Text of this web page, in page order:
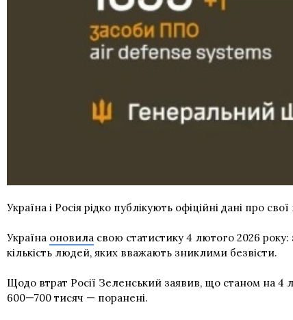
Україна і Росія рідко публікують офіційні дані про
Україна оновила свою статистику 4 лютого 2026
кількість людей, яких вважають зниклими безвісти.
Щодо втрат Росії Зеленський заявив, що станом на 4
600—700 тисяч — поранені.